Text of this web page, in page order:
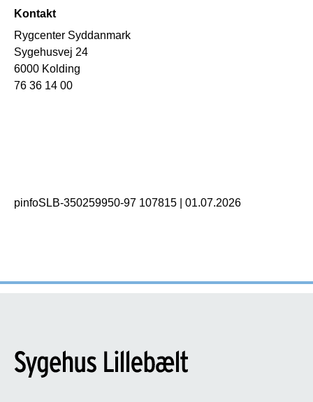
Kontakt
Rygcenter Syddanmark
Sygehusvej 24
6000 Kolding
76 36 14 00
pinfoSLB-350259950-97 107815 01.07.2026